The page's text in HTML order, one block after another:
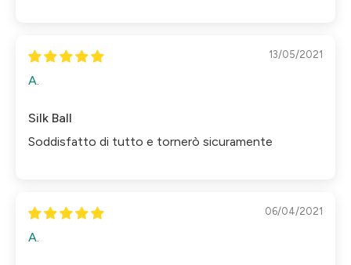
13/05/2021
A.
Silk Ball
Soddisfatto di tutto e tornerò sicuramente
06/04/2021
A.